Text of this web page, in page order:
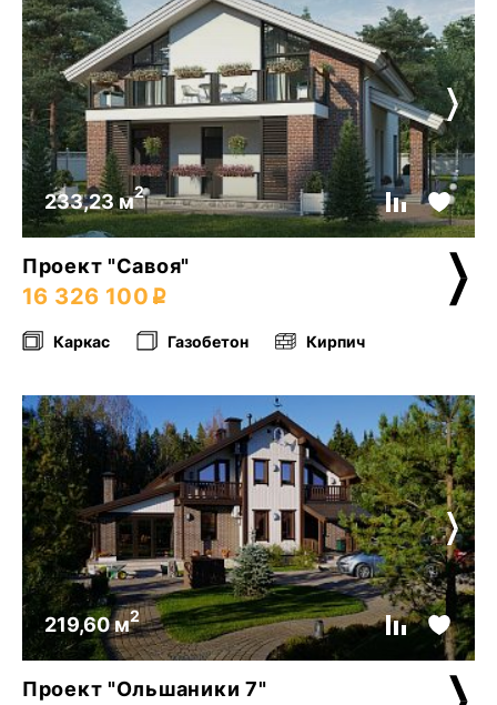
233,23 м2
Проект "Савоя"
16 326 100
Каркас Газобетон Кирпич
219,60 м2
Проект "Ольшаники 7"